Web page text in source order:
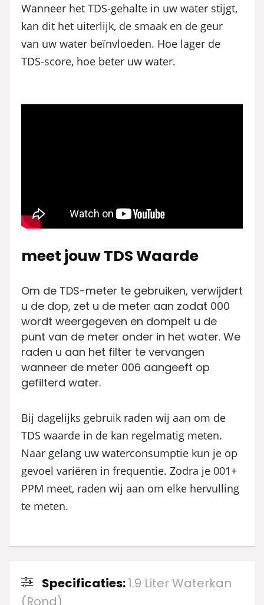
Wanneer het TDS-gehalte in uw water stijgt,
kan dit het uiterlijk, de smaak en de geur
van uw water beïnvloeden. Hoe lager de
TDS-score, hoe beter uw water.
meet jouw TDS Waarde
Om de TDS-meter te gebruiken, verwijdert
u de dop, zet u de meter aan zodat 000
wordt weergegeven en dompelt u de
punt van de meter onder in het water. We
raden u aan het filter te vervangen
wanneer de meter 006 aangeeft op
gefilterd water.
Bij dagelijks gebruik raden wij aan om de
TDS waarde in de kan regelmatig meten.
Naar gelang uw waterconsumptie kun je op
gevoel variëren in frequentie. Zodra je 001+
PPM meet, raden wij aan om elke hervulling
te meten.
Specificaties:1.9 Liter Waterkan